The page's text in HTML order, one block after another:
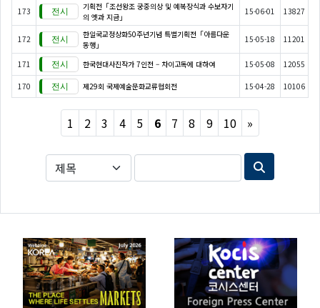
173
기획전「조선왕조 궁중의상 및 예복장식과 수보자기
의 옛과 지금」
15-06-01 13827
172
한일국교정상화50주년기념 특별기획전「아름다운
동행」
15-05-18 11201
171 한국현대사진작가 7인전 – 차이고독에 대하여 15-05-08 12055
170 제29회 국제예술문화교류협회전 15-04-28 10106
1 2 3 4 5 6 7 8 9 10 »